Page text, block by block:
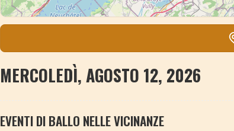
MERCOLEDÌ, AGOSTO 12, 2026
EVENTI DI BALLO NELLE VICINANZE